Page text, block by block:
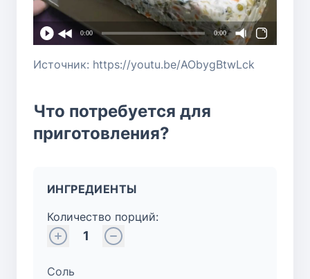
0:00 0:00
Источник: https://youtu.be/AObygBtwLck
Что потребуется для
приготовления?
ИНГРЕДИЕНТЫ
Количество порций:
1
Соль